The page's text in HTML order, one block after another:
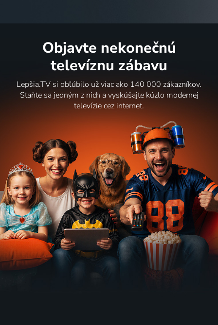
Objavte nekonečnú
televíznu zábavu
Lepšia.TV si obľúbilo už viac ako 140 000 zákazníkov.
Staňte sa jedným z nich a vyskúšajte kúzlo modernej
televízie cez internet.